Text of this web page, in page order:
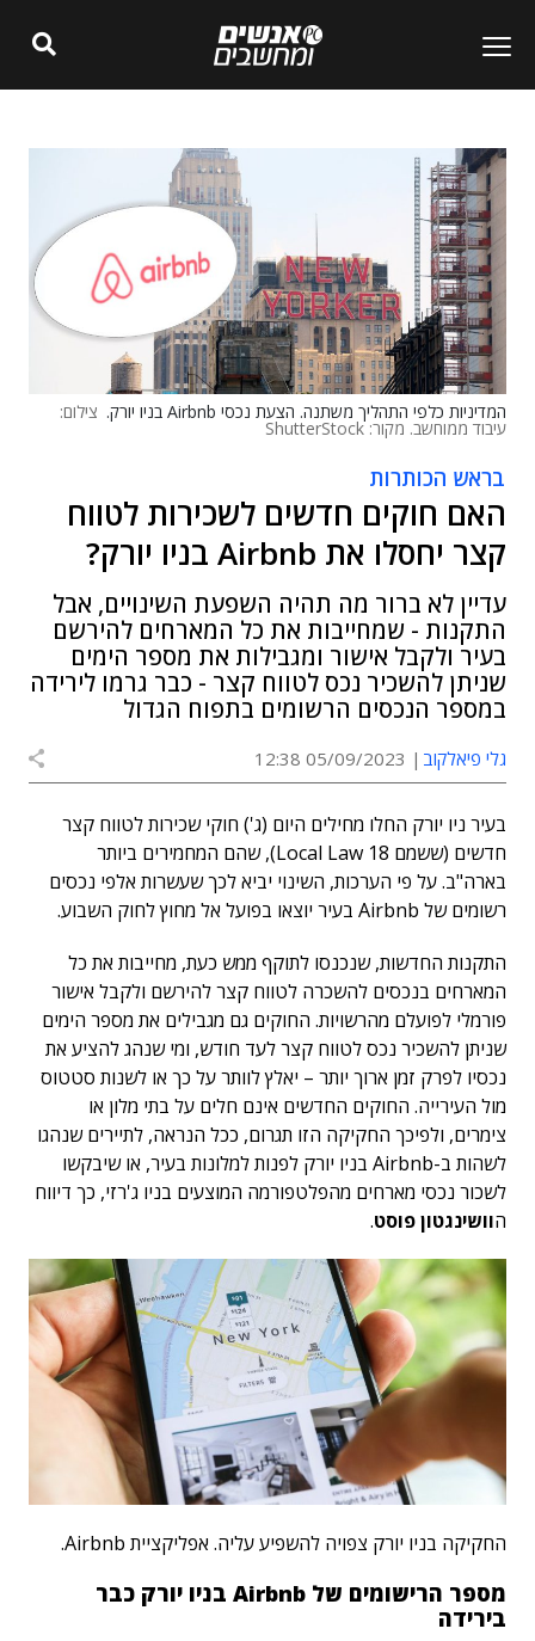
המדיניות כלפי התהליך משתנה. הצעת נכסי Airbnb בניו יורק. צילום:
עיבוד ממוחשב. מקור: ShutterStock
בראש הכותרות
האם חוקים חדשים לשכירות לטווח
קצר יחסלו את Airbnb בניו יורק?
עדיין לא ברור מה תהיה השפעת השינויים, אבל
התקנות - שמחייבות את כל המארחים להירשם
בעיר ולקבל אישור ומגבילות את מספר הימים
שניתן להשכיר נכס לטווח קצר - כבר גרמו לירידה
במספר הנכסים הרשומים בתפוח הגדול
גלי פיאלקוב 05/09/2023 12:38
בעיר ניו יורק החלו מחילים היום (ג') חוקי שכירות לטווח קצר
חדשים (ששמם Local Law 18), שהם המחמירים ביותר
בארה"ב. על פי הערכות, השינוי יביא לכך שעשרות אלפי נכסים
רשומים של Airbnb בעיר יוצאו בפועל אל מחוץ לחוק השבוע.
התקנות החדשות, שנכנסו לתוקף ממש כעת, מחייבות את כל
המארחים בנכסים להשכרה לטווח קצר להירשם ולקבל אישור
פורמלי לפועלם מהרשויות. החוקים גם מגבילים את מספר הימים
שניתן להשכיר נכס לטווח קצר לעד חודש, ומי שנהג להציע את
נכסיו לפרק זמן ארוך יותר – יאלץ לוותר על כך או לשנות סטטוס
מול העירייה. החוקים החדשים אינם חלים על בתי מלון או
צימרים, ולפיכך החקיקה הזו תגרום, ככל הנראה, לתיירים שנהגו
לשהות ב-Airbnb בניו יורק לפנות למלונות בעיר, או שיבקשו
לשכור נכסי מארחים מהפלטפורמה המוצעים בניו ג'רזי, כך דיווח
הוושינגטון פוסט.
החקיקה בניו יורק צפויה להשפיע עליה. אפליקציית Airbnb.
מספר הרישומים של Airbnb בניו יורק כבר
בירידה